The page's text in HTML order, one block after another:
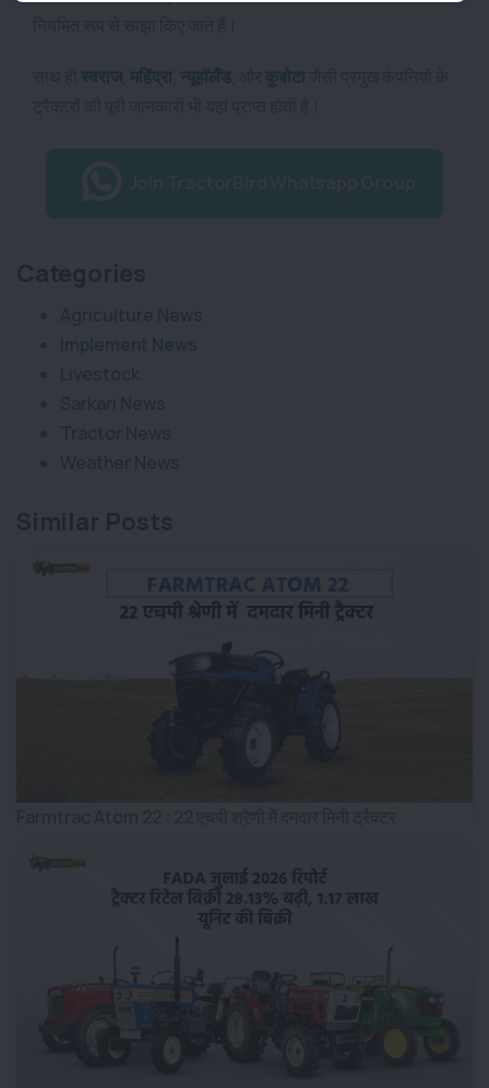
स्वराज, महिंद्रा न्यूहॉलैंड कुबोटा
Agriculture News
Implement News
Livestock
Sarkari News
Tractor News
Weather News
Farmtrac Atom 22 : 22 एचपी श्रेणी में दमदार मिनी ट्रैक्टर